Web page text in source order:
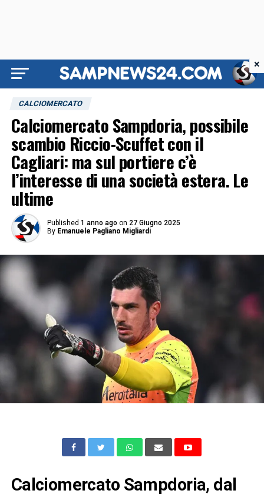
CALCIOMERCATO
Calciomercato Sampdoria, possibile
scambio Riccio-Scuffet con il
Cagliari: ma sul portiere c’è
l’interesse di una società estera. Le
ultime
Published 1 anno ago on 27 Giugno 2025
By Emanuele Pagliano Migliardi
Calciomercato Sampdoria, dal
×